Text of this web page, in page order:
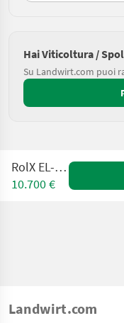
Hai Viticoltura /
Su Landwirt.com puoi
RolX EL-A 170
10.700 €
Landwirt.com